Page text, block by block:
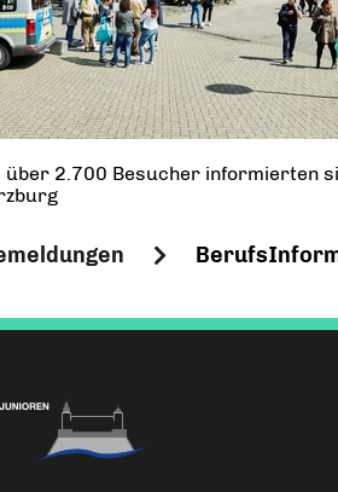
2.700 Besucher informierten